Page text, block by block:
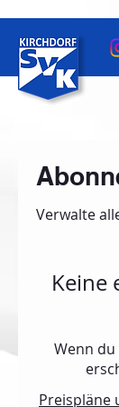
Verwalte
Keine
Wenn
Preispläne